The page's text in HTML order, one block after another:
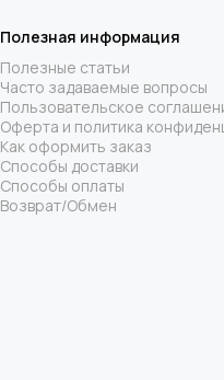
Полезная информация
Полезные статьи
Часто задаваемые вопросы
Пользовательское
Оферта и политика
Как оформить заказ
Способы доставки
Способы оплаты
Возврат/Обмен